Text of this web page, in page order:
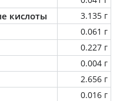
кислоты
3.135 г
0.061 г
0.227 г
0.004 г
2.656 г
0.016 г